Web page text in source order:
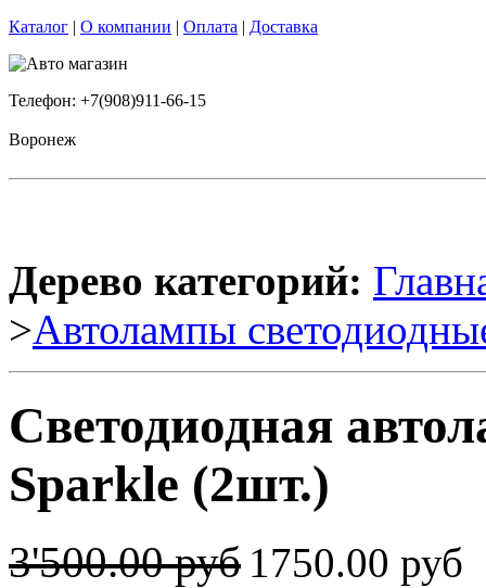
Каталог | О компании | Оплата | Доставка
Телефон: +7(908)911-66-15
Воронеж
Дерево категорий:
>Автолампы
Светодиодная
Sparkle (2шт.)
3'500.00 руб 1750.00 руб